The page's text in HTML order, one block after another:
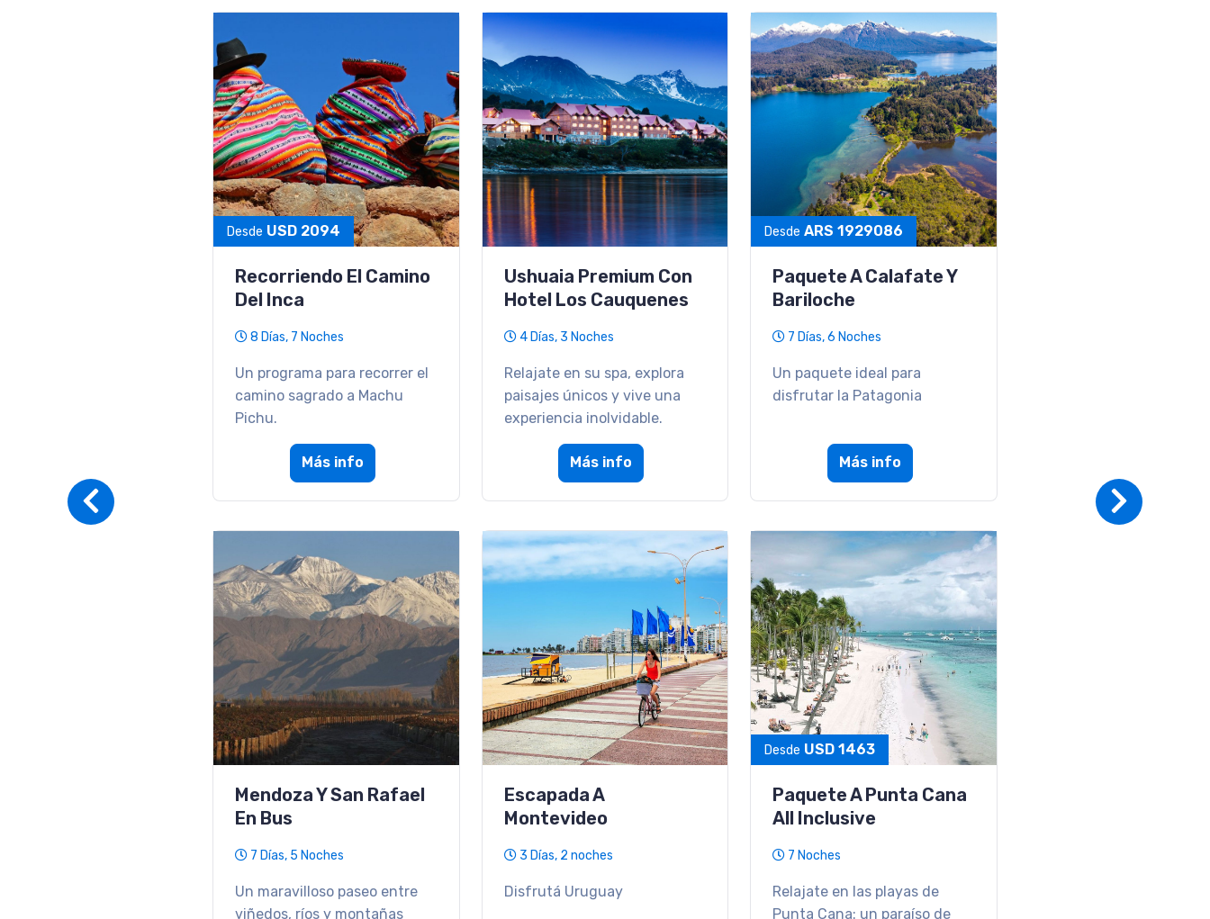
Desde ARS 1606790
Paquete A Calafate Y
Glaciares Gourmet
4 Días, 3 Noches
Una Experiencia inolvidable
entre glaciares con almuerzo
Gourmet en crucero.
Más info
Desde USD 3950
SentÍ Turquia - Salida
Grupal
13 Días, 11 Noches
El programa esencial para
conocer los principales
destinos de Turquía.
Más info
Paquete A Salta Y
Purmamarca
6 Días, 5 Noches
Una escapada para conocer
lo mejor del Norte Argentino
Más info
Ski En Ushuaia
en el fin del mundo con Cerro
Castor.
Desde ARS 1036720
Escapada A San Martin
De Los Andes
4 Días, 3 Noches
Un viaje ideal para
Paquete A Cataratas
Del Iguazu Y Salta
7 Dias, 6 Noches
Cataratas y Salta: un viaje
entre la fuerza del agua y la